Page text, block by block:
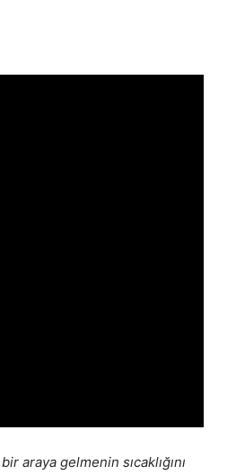
araya gelmenin sıcaklığını